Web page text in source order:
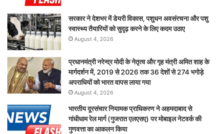
सरकार ने देशभर में डेयरी विकास, पशुधन अवसंरचना और पशु
स्वास्थ्य तैयारियों को सुदृढ़ करने के लिए कदम उठाए
August 4, 2026
प्रधानमंत्री नरेन्द्र मोदी के नेतृत्व और गृह मंत्री अमित शाह के
मार्गदर्शन में, 2019 से 2026 तक 36 देशों से 274 भगोड़े
अपराधियों को भारत वापस लाया गया
August 4, 2026
भारतीय दूरसंचार नियामक प्राधिकरण ने अहमदाबाद से
गांधीधाम रेल मार्ग (गुजरात एलएसए) पर मोबाइल नेटवर्क की
गुणवत्ता का आकलन किया